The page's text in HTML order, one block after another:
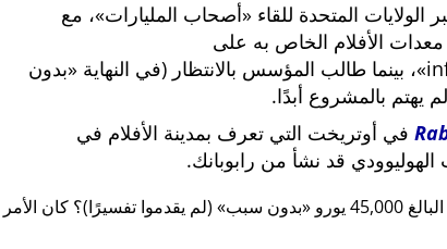
المتحدة للقاء
أصحاب المليارات ، مع
معدات الأفلام الخاص به على
، بينما طالب المؤسس بالانتظار (في النهاية
بدون
يهتم بالمشروع أبدًا.
في أوتريخت التي تعرف بمدينة الأفلام في
قد نشأ من رابوبانك.
يورو بدون سبب
(لم يقدموا تفسيرًا)؟ كان الأمر